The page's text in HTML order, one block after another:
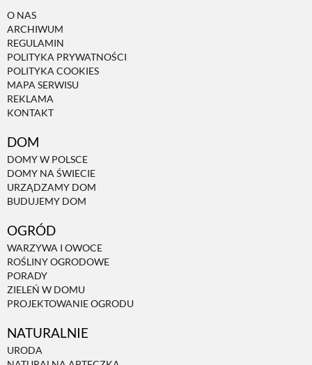
O NAS
ARCHIWUM
REGULAMIN
POLITYKA PRYWATNOŚCI
POLITYKA COOKIES
MAPA SERWISU
REKLAMA
KONTAKT
DOM
DOMY W POLSCE
DOMY NA ŚWIECIE
URZĄDZAMY DOM
BUDUJEMY DOM
OGRÓD
WARZYWA I OWOCE
ROŚLINY OGRODOWE
PORADY
ZIELEŃ W DOMU
PROJEKTOWANIE OGRODU
NATURALNIE
URODA